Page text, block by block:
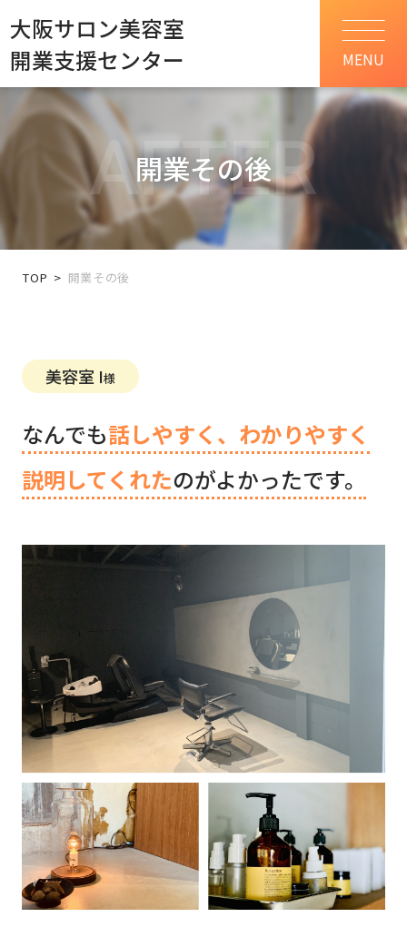
大阪サロン美容室
開業支援センター
MENU
開業その後
AFTER
TOP 開業その後
美容室 I様
なんでも話しやすく、わかりやすく
説明してくれたのがよかったです。